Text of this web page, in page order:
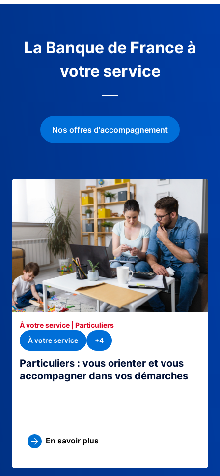
La Banque de France à
votre service
Nos offres d'accompagnement
Particuliers : vous orienter et vous
accompagner dans vos démarches
À votre service | Particuliers
À votre service
+4
En savoir plus